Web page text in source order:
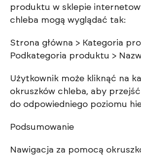
produktu w sklepie
chleba mogą wyglądać tak:
Strona główna > Kategoria
Podkategoria produktu >
Użytkownik może kliknąć na
okruszków chleba, aby
do odpowiedniego poziomu
Podsumowanie
Nawigacja za pomocą